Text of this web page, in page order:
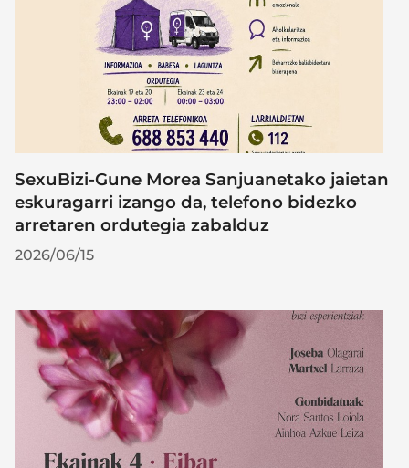
SexuBizi-Gune Morea Sanjuanetako jaietan
eskuragarri izango da, telefono bidezko
arretaren ordutegia zabalduz
2026/06/15